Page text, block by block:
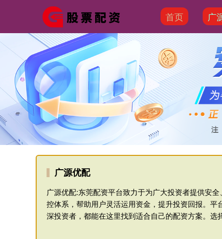
首页 广
广源优配
广源优配:东莞配资平台致力于为广大投资者提供安
控体系，帮助用户灵活运用资金，提升投资回报。
深投资者，都能在这里找到适合自己的配资方案。